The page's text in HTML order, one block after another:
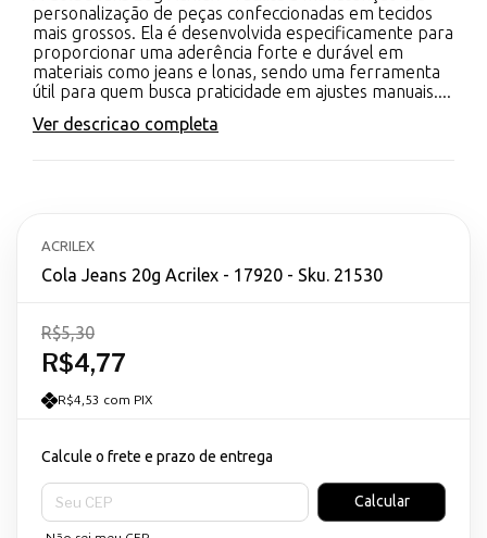
personalização de peças confeccionadas em tecidos
mais grossos. Ela é desenvolvida especificamente para
proporcionar uma aderência forte e durável em
materiais como jeans e lonas, sendo uma ferramenta
útil para quem busca praticidade em ajustes manuais....
Ver descricao completa
ACRILEX
Cola Jeans 20g Acrilex - 17920 - Sku. 21530
R$4,77
R$5,30
R$4,53 com PIX
Calcule o frete e prazo de entrega
Entregas para o CEP:
Calcular